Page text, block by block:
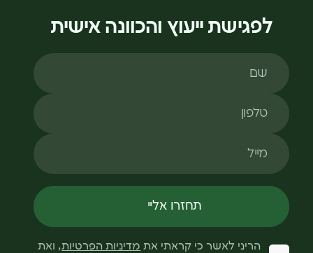
לפגישת ייעוץ והכוונה אישית
שם
טלפון
מייל
תחזרו אליי
הריני לאשר כי קראתי את מדיניות הפרטיות, ואת